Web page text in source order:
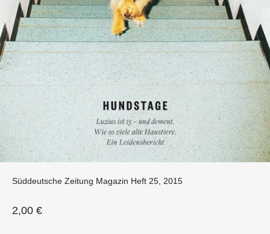
Süddeutsche Zeitung Magazin Heft 25, 2015
Angebot
2,00 €